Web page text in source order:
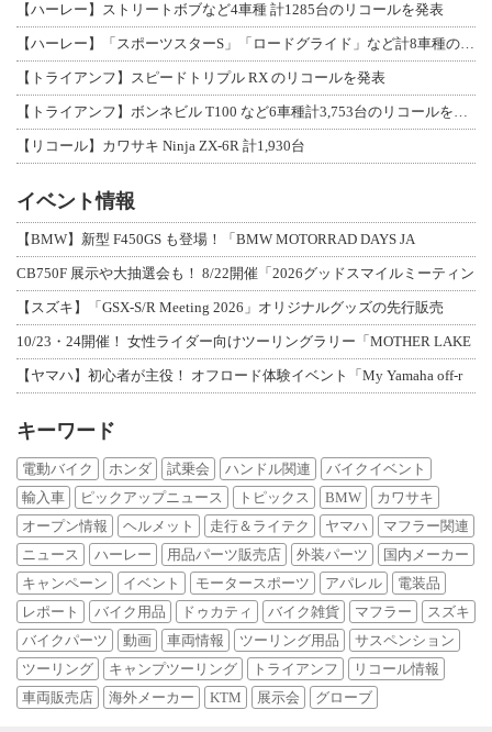
【ハーレー】ストリートボブなど4車種 計1285台のリコールを発表
【ハーレー】「スポーツスターS」「ロードグライド」など計8車種のリコールを発表
【トライアンフ】スピードトリプル RX のリコールを発表
【トライアンフ】ボンネビル T100 など6車種計3,753台のリコールを発表
【リコール】カワサキ Ninja ZX-6R 計1,930台
イベント情報
【BMW】新型 F450GS も登場！「BMW MOTORRAD DAYS JA
CB750F 展示や大抽選会も！ 8/22開催「2026グッドスマイルミーティン
【スズキ】「GSX-S/R Meeting 2026」オリジナルグッズの先行販売
10/23・24開催！ 女性ライダー向けツーリングラリー「MOTHER LAKE
【ヤマハ】初心者が主役！ オフロード体験イベント「My Yamaha off-r
キーワード
電動バイク ホンダ 試乗会 ハンドル関連
バイクイベント
輸入車
ピックアップニュース トピックス BMW
カワサキ
オープン情報
ヘルメット 走行＆ライテク ヤマハ
マフラー関連
ニュース
ハーレー 用品パーツ販売店 外装パーツ
国内メーカー
キャンペーン
イベント モータースポーツ アパレル
電装品
レポート
バイク用品 ドゥカティ バイク雑貨 マフラー
スズキ
バイクパーツ
動画 車両情報 ツーリング用品
サスペンション
ツーリング
キャンプツーリング トライアンフ
リコール情報
車両販売店
海外メーカー KTM 展示会 グローブ